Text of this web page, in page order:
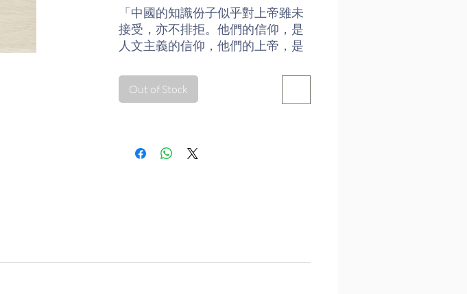
「中國的知識份子似乎對上帝雖未
接受，亦不排拒。他們的信仰，是
人文主義的信仰，他們的上帝，是
不是「實在」。...
刻。若說病也是一種苦難，他們的
書或許能給我們一點思想上的啟
Out of Stock